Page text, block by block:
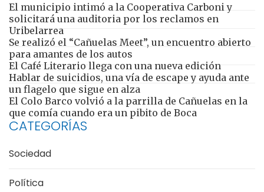
El municipio intimó a la Cooperativa Carboni y
solicitará una auditoria por los reclamos en
Uribelarrea
Se realizó el “Cañuelas Meet”, un encuentro abierto
para amantes de los autos
El Café Literario llega con una nueva edición
Hablar de suicidios, una vía de escape y ayuda ante
un flagelo que sigue en alza
El Colo Barco volvió a la parrilla de Cañuelas en la
que comía cuando era un pibito de Boca
CATEGORÍAS
Sociedad
Política